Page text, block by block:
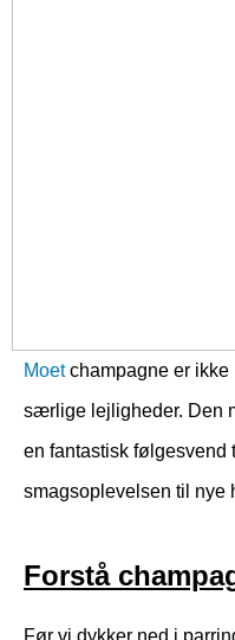
Moetchampagne er ikke
særlige lejligheder. Den
en fantastisk
smagsoplevelsen til nye
Forstå
Før vi dykker ned i